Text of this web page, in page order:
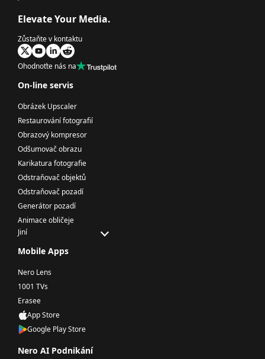
Elevate Your Media.
Zůstaňte v kontaktu
Ohodnoťte nás na
On-line servis
Obrázek Upscaler
Restaurování fotografií
Obrazový kompresor
Odšumovač obrazu
Karikatura fotografie
Odstraňovač objektů
Odstraňovač pozadí
Generátor pozadí
Animace obličeje
Jiní
Mobile Apps
Nero Lens
1001 TVs
Erasee
App Store
Google Play Store
Nero AI Podnikání